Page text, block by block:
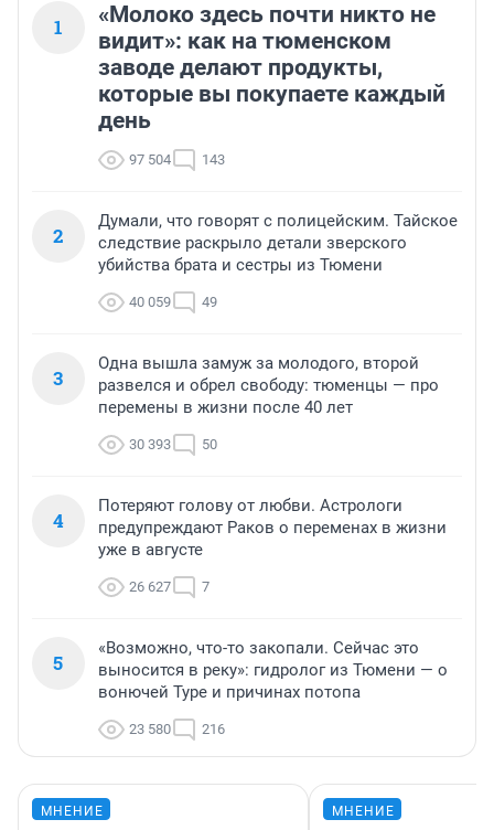
1
«Молоко здесь почти никто не
видит»: как на тюменском
заводе делают продукты,
которые вы покупаете каждый
день
97 504 143
2
Думали, что говорят с полицейским. Тайское
следствие раскрыло детали зверского
убийства брата и сестры из Тюмени
40 059 49
3
Одна вышла замуж за молодого, второй
развелся и обрел свободу: тюменцы — про
перемены в жизни после 40 лет
30 393 50
4
Потеряют голову от любви. Астрологи
предупреждают Раков о переменах в жизни
уже в августе
26 627 7
5
«Возможно, что-то закопали. Сейчас это
выносится в реку»: гидролог из Тюмени — о
вонючей Туре и причинах потопа
23 580 216
МНЕНИЕ МНЕНИЕ